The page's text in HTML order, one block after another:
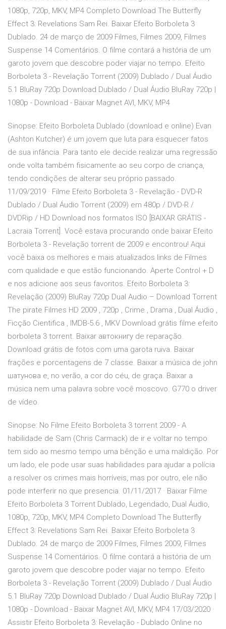
1080p, 720p, MKV, MP4 Completo Download The Butterfly
Effect 3: Revelations Sam Rei. Baixar Efeito Borboleta 3
Dublado. 24 de março de 2009 Filmes, Filmes 2009, Filmes
Suspense 14 Comentários. O filme contará a história de um
garoto jovem que descobre poder viajar no tempo. Efeito
Borboleta 3 - Revelação Torrent (2009) Dublado / Dual Áudio
5.1 BluRay 720p Download Dublado / Dual Áudio BluRay 720p |
1080p - Download - Baixar Magnet AVI, MKV, MP4
Sinopse: Efeito Borboleta Dublado (download e online) Evan
(Ashton Kutcher) é um jovem que luta para esquecer fatos
de sua infância. Para tanto ele decide realizar uma regressão
onde volta também fisicamente ao seu corpo de criança,
tendo condições de alterar seu próprio passado.
11/09/2019 · Filme Efeito Borboleta 3 - Revelação - DVD-R
Dublado / Dual Áudio Torrent (2009) em 480p / DVD-R /
DVDRip / HD Download nos formatos ISO [BAIXAR GRÁTIS -
Lacraia Torrent]. Você estava procurando onde baixar Efeito
Borboleta 3 - Revelação torrent de 2009 e encontrou! Aqui
você baixa os melhores e mais atualizados links de Filmes
com qualidade e que estão funcionando. Aperte Control + D
e nos adicione aos seus favoritos. Efeito Borboleta 3:
Revelação (2009) BluRay 720p Dual Audio – Download Torrent
The pirate Filmes HD 2009 , 720p , Crime , Drama , Dual Áudio ,
Ficção Cientifica , IMDB-5.6 , MKV Download grátis filme efeito
borboleta 3 torrent. Baixar автокнигу de reparação.
Download grátis de fotos com uma garota ruiva. Baixar
frações e porcentagens de 7 classe. Baixar a música de john
шатунова e, no verão, a cor do céu, de graça. Baixar a
música nem uma palavra sobre você moscovo. G770 o driver
de vídeo.
Sinopse: No Filme Efeito Borboleta 3 torrent 2009 - A
habilidade de Sam (Chris Carmack) de ir e voltar no tempo
tem sido ao mesmo tempo uma bênção e uma maldição. Por
um lado, ele pode usar suas habilidades para ajudar a polícia
a resolver os crimes mais horríveis, mas por outro, ele não
pode interferir no que presencia. 01/11/2017 · Baixar Filme
Efeito Borboleta 3 Torrent Dublado, Legendado, Dual Áudio,
1080p, 720p, MKV, MP4 Completo Download The Butterfly
Effect 3: Revelations Sam Rei. Baixar Efeito Borboleta 3
Dublado. 24 de março de 2009 Filmes, Filmes 2009, Filmes
Suspense 14 Comentários. O filme contará a história de um
garoto jovem que descobre poder viajar no tempo. Efeito
Borboleta 3 - Revelação Torrent (2009) Dublado / Dual Áudio
5.1 BluRay 720p Download Dublado / Dual Áudio BluRay 720p |
1080p - Download - Baixar Magnet AVI, MKV, MP4 17/03/2020 ·
Assistir Efeito Borboleta 3: Revelação - Dublado Online no